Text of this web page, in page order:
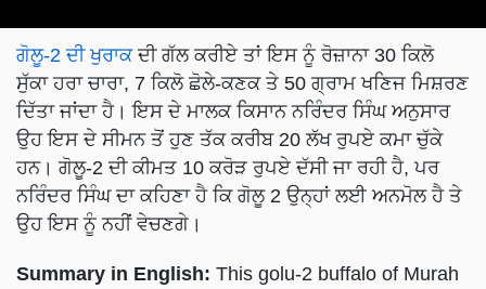
ਗੋਲੂ-2 ਦੀ ਖੁਰਾਕਦੀ ਗੱਲ ਕਰੀਏ ਤਾਂ ਇਸ ਨੂੰ ਰੋਜ਼ਾਨਾ 30 ਕਿਲੋ
ਸੁੱਕਾ ਹਰਾ ਚਾਰਾ, 7 ਕਿਲੋ ਛੋਲੇ-ਕਣਕ ਤੇ 50 ਗ੍ਰਾਮ ਖਣਿਜ ਮਿਸ਼ਰਣ
ਦਿੱਤਾ ਜਾਂਦਾ ਹੈ। ਇਸ ਦੇ ਮਾਲਕ ਕਿਸਾਨ ਨਰਿੰਦਰ ਸਿੰਘ ਅਨੁਸਾਰ
ਉਹ ਇਸ ਦੇ ਸੀਮਨ ਤੋਂ ਹੁਣ ਤੱਕ ਕਰੀਬ 20 ਲੱਖ ਰੁਪਏ ਕਮਾ ਚੁੱਕੇ
ਹਨ। ਗੋਲੂ-2 ਦੀ ਕੀਮਤ 10 ਕਰੋੜ ਰੁਪਏ ਦੱਸੀ ਜਾ ਰਹੀ ਹੈ, ਪਰ
ਨਰਿੰਦਰ ਸਿੰਘ ਦਾ ਕਹਿਣਾ ਹੈ ਕਿ ਗੋਲੂ 2 ਉਨ੍ਹਾਂ ਲਈ ਅਨਮੋਲ ਹੈ ਤੇ
ਉਹ ਇਸ ਨੂੰ ਨਹੀਂ ਵੇਚਣਗੇ।
Summary in English: This golu-2 buffalo of Murah